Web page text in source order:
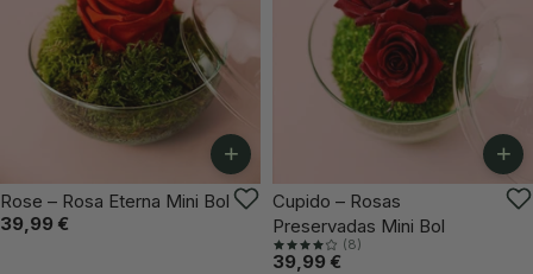
+
Rose – Rosa Eterna Mini Bol
39,99 €
+
Cupido – Rosas
Preservadas Mini Bol
(8)
39,99 €